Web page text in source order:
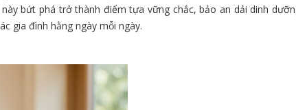
bứt phá trở thành điểm tựa vững chắc, bảo an dải dinh
gia đình hằng ngày mỗi ngày.